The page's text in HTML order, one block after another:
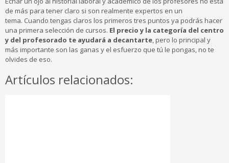
de más para tener claro si son realmente expertos en un
tema. Cuando tengas claros los primeros tres puntos ya podrás hacer
una primera selección de cursos. El precio y la categoría del centro
y del profesorado te ayudará a decantarte, pero lo principal y
más importante son las ganas y el esfuerzo que tú le pongas, no te
olvides de eso.
Artículos relacionados: